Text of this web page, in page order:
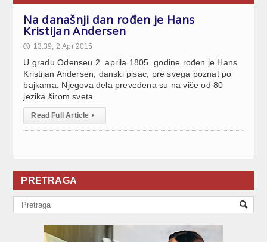
Na današnji dan rođen je Hans
Kristijan Andersen
🕔 13:39, 2.Apr 2015
U gradu Odenseu 2. aprila 1805. godine rođen je Hans
Kristijan Andersen, danski pisac, pre svega poznat po
bajkama. Njegova dela prevedena su na više od 80
jezika širom sveta.
Read Full Article ▸
PRETRAGA